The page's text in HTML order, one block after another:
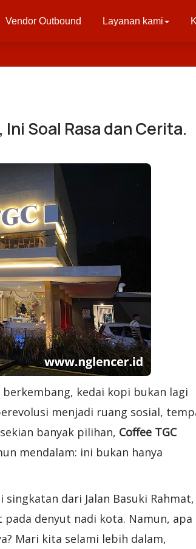
Vendor Outbound Layanan kami
Soal Rasa dan Cerita.
kedai kopi bukan lagi
menjadi ruang sosial,
banyak pilihan, Coffee TGC
mendalam: ini bukan hanya
dari Jalan Basuki Rahmat,
denyut nadi kota. Namun, apa
Mari kita selami lebih dalam,